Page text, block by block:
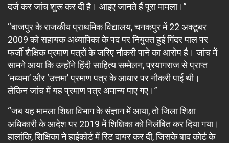
दर्ज कर जांच शुरू कर दी है। आइए जानते हैं पूरा मामला।”
“बाजपुर के राजकीय प्राथमिक विद्यालय, चनकपुर में 22 अक्टूबर
2009 को सहायक अध्यापिका के पद पर नियुक्त हुई गिंदर पाल पर
फर्जी शैक्षिक प्रमाण पत्रों के जरिए नौकरी पाने का आरोप है। जांच में
सामने आया कि उन्होंने हिंदी साहित्य सम्मेलन, प्रयागराज से प्राप्त
‘मध्यमा’ और ‘उत्तमा’ प्रमाण पत्र के आधार पर नौकरी पाई थी।
लेकिन जांच में यह प्रमाण पत्र अमान्य पाए गए।”
“जब यह मामला शिक्षा विभाग के संज्ञान में आया, तो जिला शिक्षा
अधिकारी के आदेश पर 2019 में शिक्षिका को निलंबित कर दिया गया।
हालांकि, शिक्षिका ने हाईकोर्ट में रिट दायर कर दी, जिसके बाद कोर्ट के